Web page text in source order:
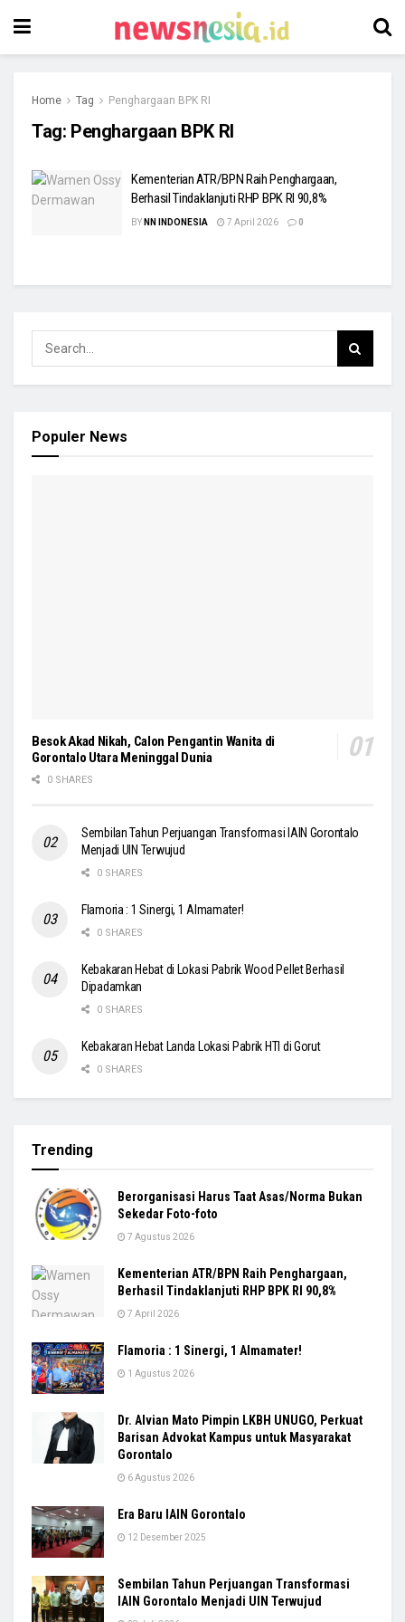
Home Tag Penghargaan BPK RI
Tag: Penghargaan BPK RI
Kementerian ATR/BPN Raih Penghargaan,
Berhasil Tindaklanjuti RHP BPK RI 90,8%
BY NN INDONESIA 7 April 2026 0
Populer News
Besok Akad Nikah, Calon Pengantin Wanita di
Gorontalo Utara Meninggal Dunia
0 SHARES
Sembilan Tahun Perjuangan Transformasi IAIN Gorontalo
Menjadi UIN Terwujud
0 SHARES
Flamoria : 1 Sinergi, 1 Almamater!
0 SHARES
Kebakaran Hebat di Lokasi Pabrik Wood Pellet Berhasil
Dipadamkan
0 SHARES
Kebakaran Hebat Landa Lokasi Pabrik HTI di Gorut
0 SHARES
Trending
Berorganisasi Harus Taat Asas/Norma Bukan
Sekedar Foto-foto
7 Agustus 2026
Kementerian ATR/BPN Raih Penghargaan,
Berhasil Tindaklanjuti RHP BPK RI 90,8%
7 April 2026
Flamoria : 1 Sinergi, 1 Almamater!
1 Agustus 2026
Dr. Alvian Mato Pimpin LKBH UNUGO, Perkuat
Barisan Advokat Kampus untuk Masyarakat
Gorontalo
6 Agustus 2026
Era Baru IAIN Gorontalo
12 Desember 2025
Sembilan Tahun Perjuangan Transformasi
IAIN Gorontalo Menjadi UIN Terwujud